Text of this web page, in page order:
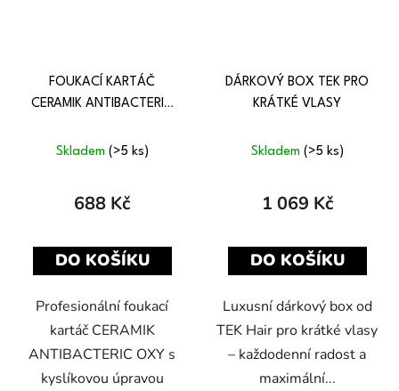
FOUKACÍ KARTÁČ
CERAMIK ANTIBACTERIC
Skladem (>5 ks)
688 Kč
DO KOŠÍKU
Profesionální foukací
kartáč CERAMIK
ANTIBACTERIC OXY s
kyslíkovou úpravou
DÁRKOVÝ BOX TEK PRO
KRÁTKÉ VLASY
Skladem (>5 ks)
1 069 Kč
DO KOŠÍKU
Luxusní dárkový box od
TEK Hair pro krátké vlasy
– každodenní radost a
maximální...